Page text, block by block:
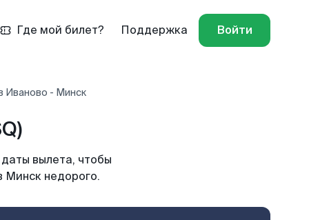
Где мой билет? Поддержка Войти
Иваново - Минск
вылета, чтобы
Минск недорого.